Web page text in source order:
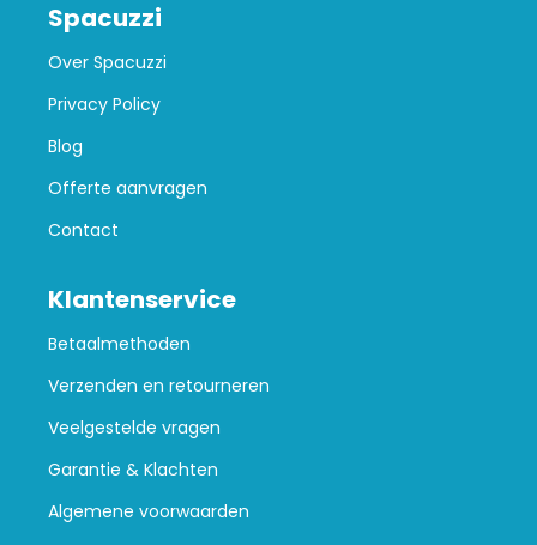
Spacuzzi
Over Spacuzzi
Privacy Policy
Blog
Offerte aanvragen
Contact
Klantenservice
Betaalmethoden
Verzenden en retourneren
Veelgestelde vragen
Garantie & Klachten
Algemene voorwaarden